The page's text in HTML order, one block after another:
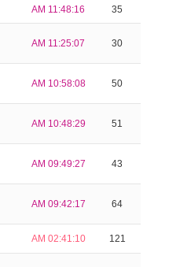
AM 11:48:16 35
AM 11:25:07 30
AM 10:58:08 50
AM 10:48:29 51
AM 09:49:27 43
AM 09:42:17 64
AM 02:41:10 121